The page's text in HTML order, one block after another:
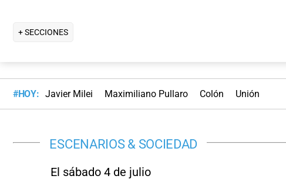
+ SECCIONES
#HOY: Javier Milei Maximiliano Pullaro Colón Unión
ESCENARIOS & SOCIEDAD
El sábado 4 de julio